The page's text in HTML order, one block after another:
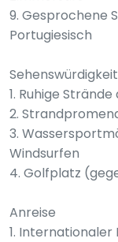
9. Gesprochene
Portugiesisch
1. Ruhige
2.
3.
Windsurfen
4. Golfplatz
Anreise
1. Internationaler